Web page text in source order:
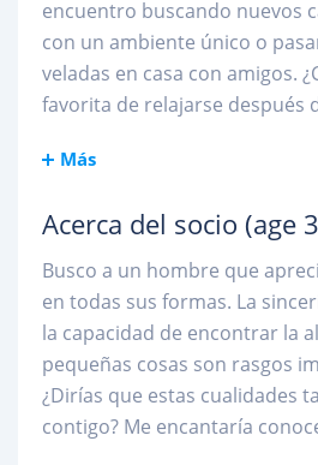
encuentro buscando nuevos
con un ambiente único o
veladas en casa con amigos.
favorita de relajarse después
Más
Acerca del socio (age
Busco a un hombre que
en todas sus formas. La
la capacidad de encontrar la
pequeñas cosas son rasgos
¿Dirías que estas cualidades
contigo? Me encantaría